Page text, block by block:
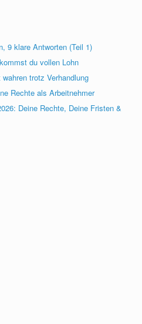
9 klare Antworten (Teil 1)
du vollen Lohn
trotz Verhandlung
Rechte als Arbeitnehmer
Deine Rechte, Deine Fristen &